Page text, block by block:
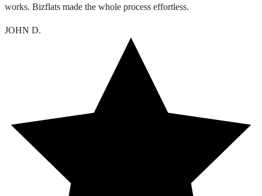
works. Bizflats made the whole process effortless.
JOHN D.